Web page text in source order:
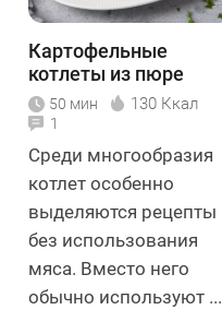
Картофельные
котлеты из пюре
50 мин 130 Ккал
1
Среди многообразия
котлет особенно
выделяются рецепты
без использования
мяса. Вместо него
обычно используют ...